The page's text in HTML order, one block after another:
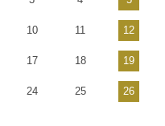
10 11 12
17 18 19
24 25 26